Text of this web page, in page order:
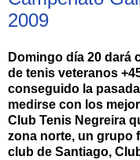
2009
Domingo día 20 dará
de tenis veteranos
conseguido la
medirse con los
Club Tenis Negreira
zona norte, un grupo
club de Santiago,